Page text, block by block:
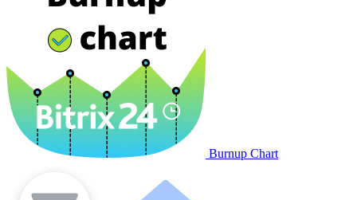
Burnup Chart